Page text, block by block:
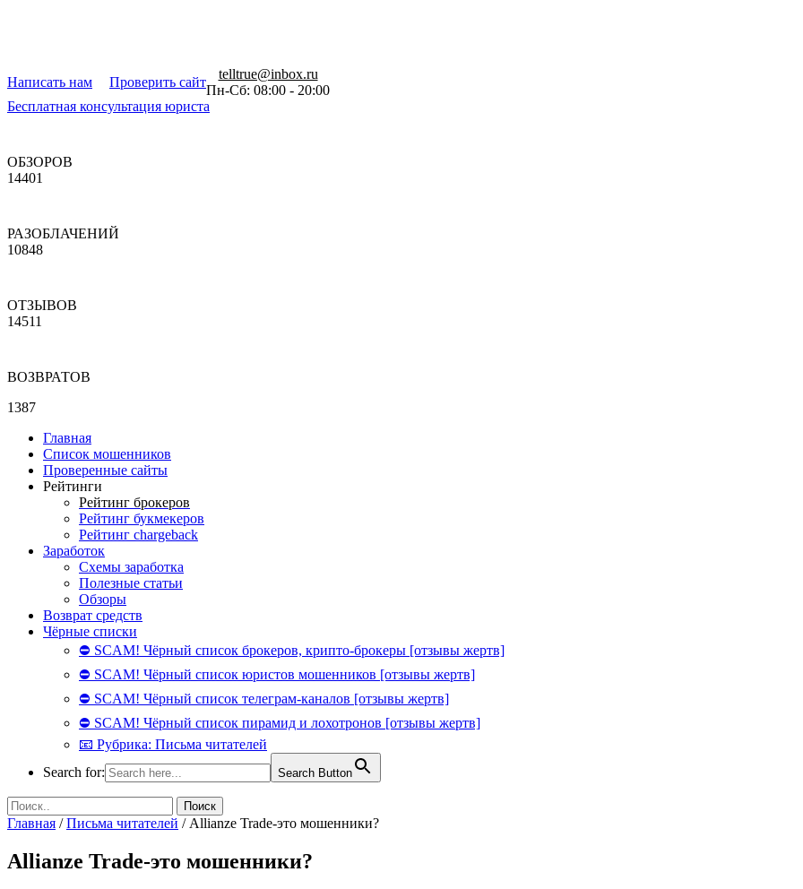
Написать нам Проверить сайт
telltrue@inbox.ru
Пн-Сб: 08:00 - 20:00
Бесплатная консультация юриста
ОБЗОРОВ
14401
РАЗОБЛАЧЕНИЙ
10848
ОТЗЫВОВ
14511
ВОЗВРАТОВ
1387
Главная
Список мошенников
Проверенные сайты
Рейтинги
Рейтинг брокеров
Рейтинг букмекеров
Рейтинг chargeback
Заработок
Схемы заработка
Полезные статьи
Обзоры
Возврат средств
Чёрные списки
⛔ SCAM! Чёрный список брокеров, крипто-брокеры [отзывы жертв]
⛔ SCAM! Чёрный список юристов мошенников [отзывы жертв]
⛔ SCAM! Чёрный список телеграм-каналов [отзывы жертв]
⛔ SCAM! Чёрный список пирамид и лохотронов [отзывы жертв]
📧 Рубрика: Письма читателей
Search for:
Search Button
Главная /Письма читателей / Allianze Trade-это мошенники?
Allianze Trade-это мошенники?